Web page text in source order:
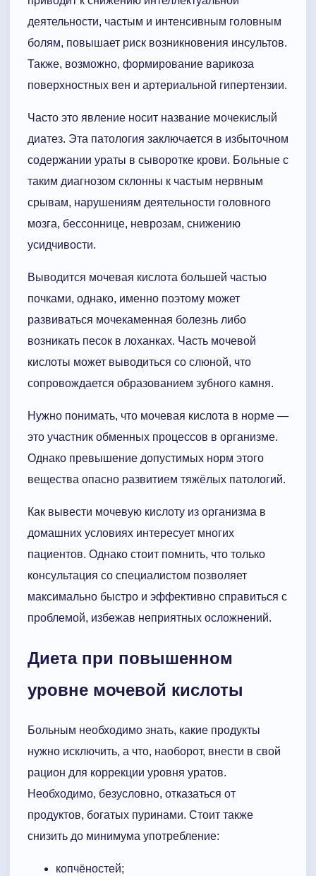
деятельности, частым и интенсивным головным
болям, повышает риск возникновения инсультов.
Также, возможно, формирование варикоза
поверхностных вен и артериальной гипертензии.
Часто это явление носит название мочекислый
диатез. Эта патология заключается в избыточном
содержании ураты в сыворотке крови. Больные с
таким диагнозом склонны к частым нервным
срывам, нарушениям деятельности головного
мозга, бессоннице, неврозам, снижению
усидчивости.
Выводится мочевая кислота большей частью
почками, однако, именно поэтому может
развиваться мочекаменная болезнь либо
возникать песок в лоханках. Часть мочевой
кислоты может выводиться со слюной, что
сопровождается образованием зубного камня.
Нужно понимать, что мочевая кислота в норме —
это участник обменных процессов в организме.
Однако превышение допустимых норм этого
вещества опасно развитием тяжёлых патологий.
Как вывести мочевую кислоту из организма в
домашних условиях интересует многих
пациентов. Однако стоит помнить, что только
консультация со специалистом позволяет
максимально быстро и эффективно справиться с
проблемой, избежав неприятных осложнений.
Диета при повышенном
уровне мочевой кислоты
Больным необходимо знать, какие продукты
нужно исключить, а что, наоборот, внести в свой
рацион для коррекции уровня уратов.
Необходимо, безусловно, отказаться от
продуктов, богатых пуринами. Стоит также
снизить до минимума употребление:
копчёностей;